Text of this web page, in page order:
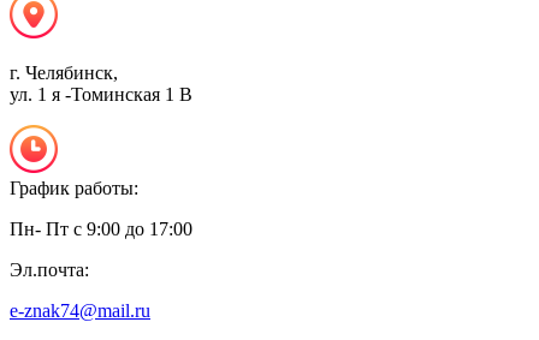
г. Челябинск,
ул. 1 я -Томинская 1 В
График работы:
Пн- Пт с 9:00 до 17:00
Эл.почта:
e-znak74@mail.ru